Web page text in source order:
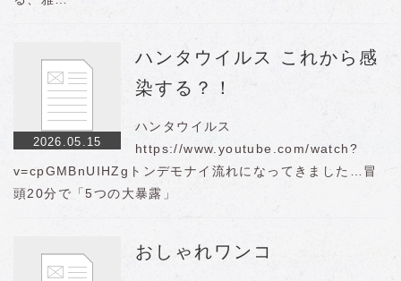
2026.05.15
ハンタウイルス これから感
染する？！
ハンタウイルス
https://www.youtube.com/watch?
v=cpGMBnUIHZgトンデモナイ流れになってきました…冒
頭20分で「5つの大暴露」
おしゃれワンコ